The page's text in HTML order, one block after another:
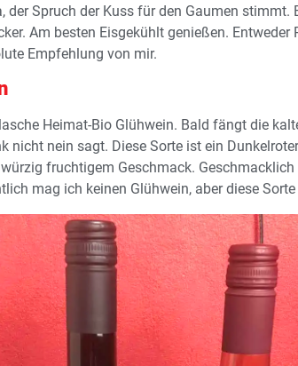
der Spruch der Kuss für den Gaumen
Am besten Eisgekühlt genießen. Entweder
Empfehlung von mir.
Heimat-Bio Glühwein. Bald fängt die
nicht nein sagt. Diese Sorte ist ein
fruchtigem Geschmack. Geschmacklich
mag ich keinen Glühwein, aber diese